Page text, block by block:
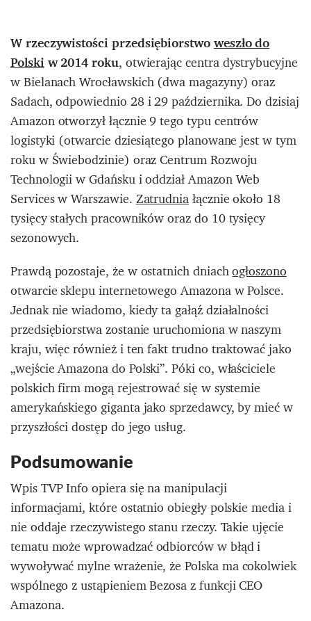
W rzeczywistości przedsiębiorstwoweszło do
Polskiw 2014 roku, otwierając centra dystrybucyjne
w Bielanach Wrocławskich (dwa magazyny) oraz
Sadach, odpowiednio 28 i 29 października. Do dzisiaj
Amazon otworzył łącznie 9 tego typu centrów
logistyki (otwarcie dziesiątego planowane jest w tym
roku w Świebodzinie) oraz Centrum Rozwoju
Technologii w Gdańsku i oddział Amazon Web
Services w Warszawie.Zatrudniałącznie około 18
tysięcy stałych pracowników oraz do 10 tysięcy
sezonowych.
Prawdą pozostaje, że w ostatnich dniachogłoszono
otwarcie sklepu internetowego Amazona w Polsce.
Jednak nie wiadomo, kiedy ta gałąź działalności
przedsiębiorstwa zostanie uruchomiona w naszym
kraju, więc również i ten fakt trudno traktować jako
„wejście Amazona do Polski”. Póki co, właściciele
polskich firm mogą rejestrować się w systemie
amerykańskiego giganta jako sprzedawcy, by mieć w
przyszłości dostęp do jego usług.
Podsumowanie
Wpis TVP Info opiera się na manipulacji
informacjami, które ostatnio obiegły polskie media i
nie oddaje rzeczywistego stanu rzeczy. Takie ujęcie
tematu może wprowadzać odbiorców w błąd i
wywoływać mylne wrażenie, że Polska ma cokolwiek
wspólnego z ustąpieniem Bezosa z funkcji CEO
Amazona.